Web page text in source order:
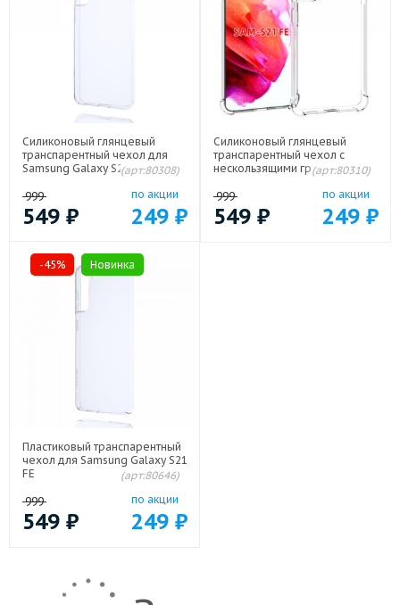
Силиконовый глянцевый
транспарентный чехол для
Samsung Galaxy S21 FE(арт:80308)
999
549 ₽
по акции
249 ₽
Силиконовый глянцевый
транспарентный чехол с
нескользящими гранями с
Samsung Galaxy S21 FE
(арт:80310)
999
549 ₽
по акции
249 ₽
-45% Новинка
Пластиковый транспарентный
чехол для Samsung Galaxy S21
FE
(арт:80646)
999
549 ₽
по акции
249 ₽